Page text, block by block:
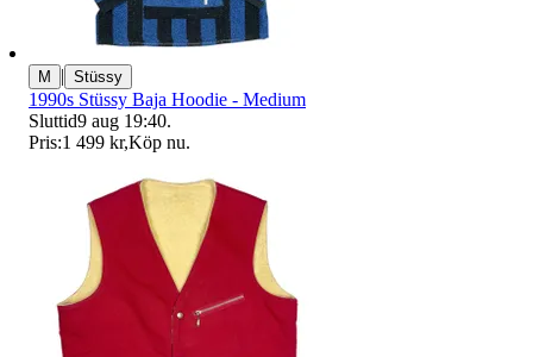
M | Stüssy
1990s Stüssy Baja Hoodie - Medium
Sluttid9 aug 19:40.
Pris:1 499 kr,Köp nu.